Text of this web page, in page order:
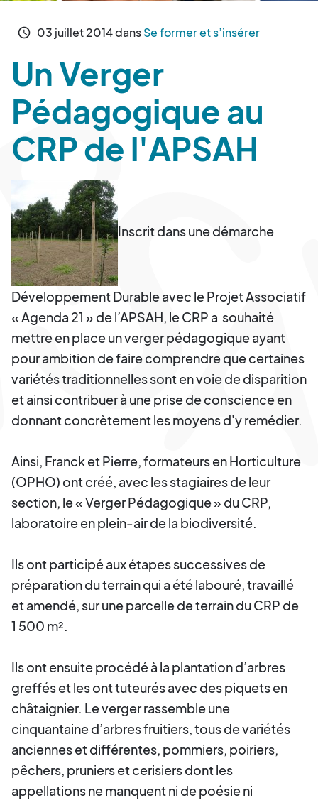
schedule 03 juillet2014dansSe former et s’insérer
Un Verger
Pédagogique au
CRP de l'APSAH
Inscrit dans une démarche
Développement Durable avec le Projet Associatif
« Agenda 21 » de l’APSAH, le CRP a souhaité
mettre en place un verger pédagogique ayant
pour ambition de faire comprendre que certaines
variétés traditionnelles sont en voie de disparition
et ainsi contribuer à une prise de conscience en
donnant concrètement les moyens d'y remédier.
Ainsi, Franck et Pierre, formateurs en Horticulture
(OPHO) ont créé, avec les stagiaires de leur
section, le « Verger Pédagogique » du CRP,
laboratoire en plein-air de la biodiversité.
Ils ont participé aux étapes successives de
préparation du terrain qui a été labouré, travaillé
et amendé, sur une parcelle de terrain du CRP de
1 500 m².
Ils ont ensuite procédé à la plantation d’arbres
greffés et les ont tuteurés avec des piquets en
châtaignier. Le verger rassemble une
cinquantaine d’arbres fruitiers, tous de variétés
anciennes et différentes, pommiers, poiriers,
pêchers, pruniers et cerisiers dont les
appellations ne manquent ni de poésie ni